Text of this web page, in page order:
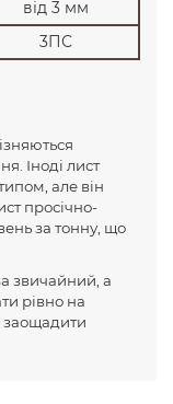
від 3 мм
3ПС
Іноді лист
але він
просічно-
за тонну, що
звичайний, а
рівно на
заощадити